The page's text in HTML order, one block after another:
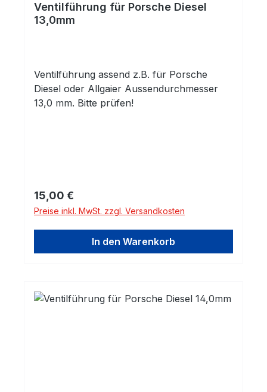
Ventilführung für Porsche Diesel
13,0mm
Ventilführung assend z.B. für Porsche
Diesel oder Allgaier Aussendurchmesser
13,0 mm. Bitte prüfen!
Regulärer Preis:
15,00 €
Preise inkl. MwSt. zzgl. Versandkosten
In den Warenkorb